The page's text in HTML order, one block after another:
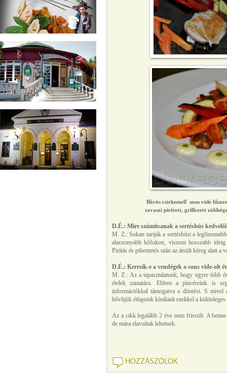
Bőrös csirkemell sous vide
tavaszi pirított, grillezett
D.É.: Mire számítsanak a sertéshús
M. Z.: Sokan tartják a sertéshúst a
alacsonyabb hőfokon, viszont hosszabb
Pirítás és pihentetés után az átsült kéreg alatt a
D.É.: Keresik-e a vendégek a sous vide-olt
M. Z.: Az a tapasztalatunk, hogy egyre több
ételek zamatára. Ebben a pincéreink is
információkkal támogatva a döntést. S
bővítjük étlapunk kínálatát ezekkel a
Az a cikk legalább 2 éve nem frissült. A
de mára elavultak lehetnek.
HOZZÁSZÓLOK